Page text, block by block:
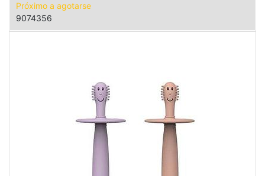
Próximo a agotarse
9074356